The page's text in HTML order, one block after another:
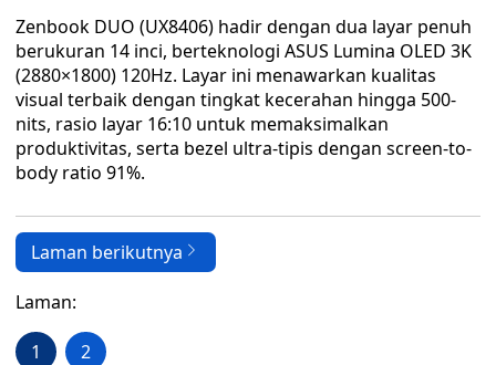
Zenbook DUO (UX8406) hadir dengan dua layar penuh
berukuran 14 inci, berteknologi ASUS Lumina OLED 3K
(2880×1800) 120Hz. Layar ini menawarkan kualitas
visual terbaik dengan tingkat kecerahan hingga 500-
nits, rasio layar 16:10 untuk memaksimalkan
produktivitas, serta bezel ultra-tipis dengan screen-to-
body ratio 91%.
Laman berikutnya
Laman:
1 2